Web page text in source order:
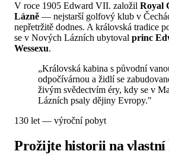
V roce 1905 Edward VII. založil Royal
Lázně — nejstarší golfový klub v
nepřetržitě dodnes. A královská tradice
se v Nových Lázních ubytoval princ
Wessexu.
„Královská kabina s původní
odpočívárnou a židlí se
živým svědectvím éry, kdy se v
Lázních psaly dějiny Evropy."
130 let — výroční pobyt
Prožijte historii na vlastní